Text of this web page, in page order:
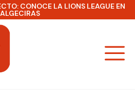
CONOCE LA LIONS LEAGUE EN
ALGECIRAS